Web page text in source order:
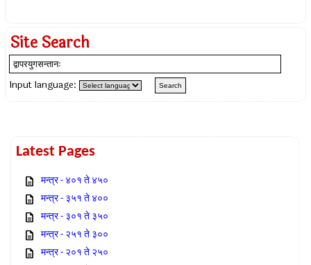
Site Search
Input language:
Latest Pages
मन्त्र - ४०१ ते ४५०
मन्त्र - ३५१ ते ४००
मन्त्र - ३०१ ते ३५०
मन्त्र - २५१ ते ३००
मन्त्र - २०१ ते २५०